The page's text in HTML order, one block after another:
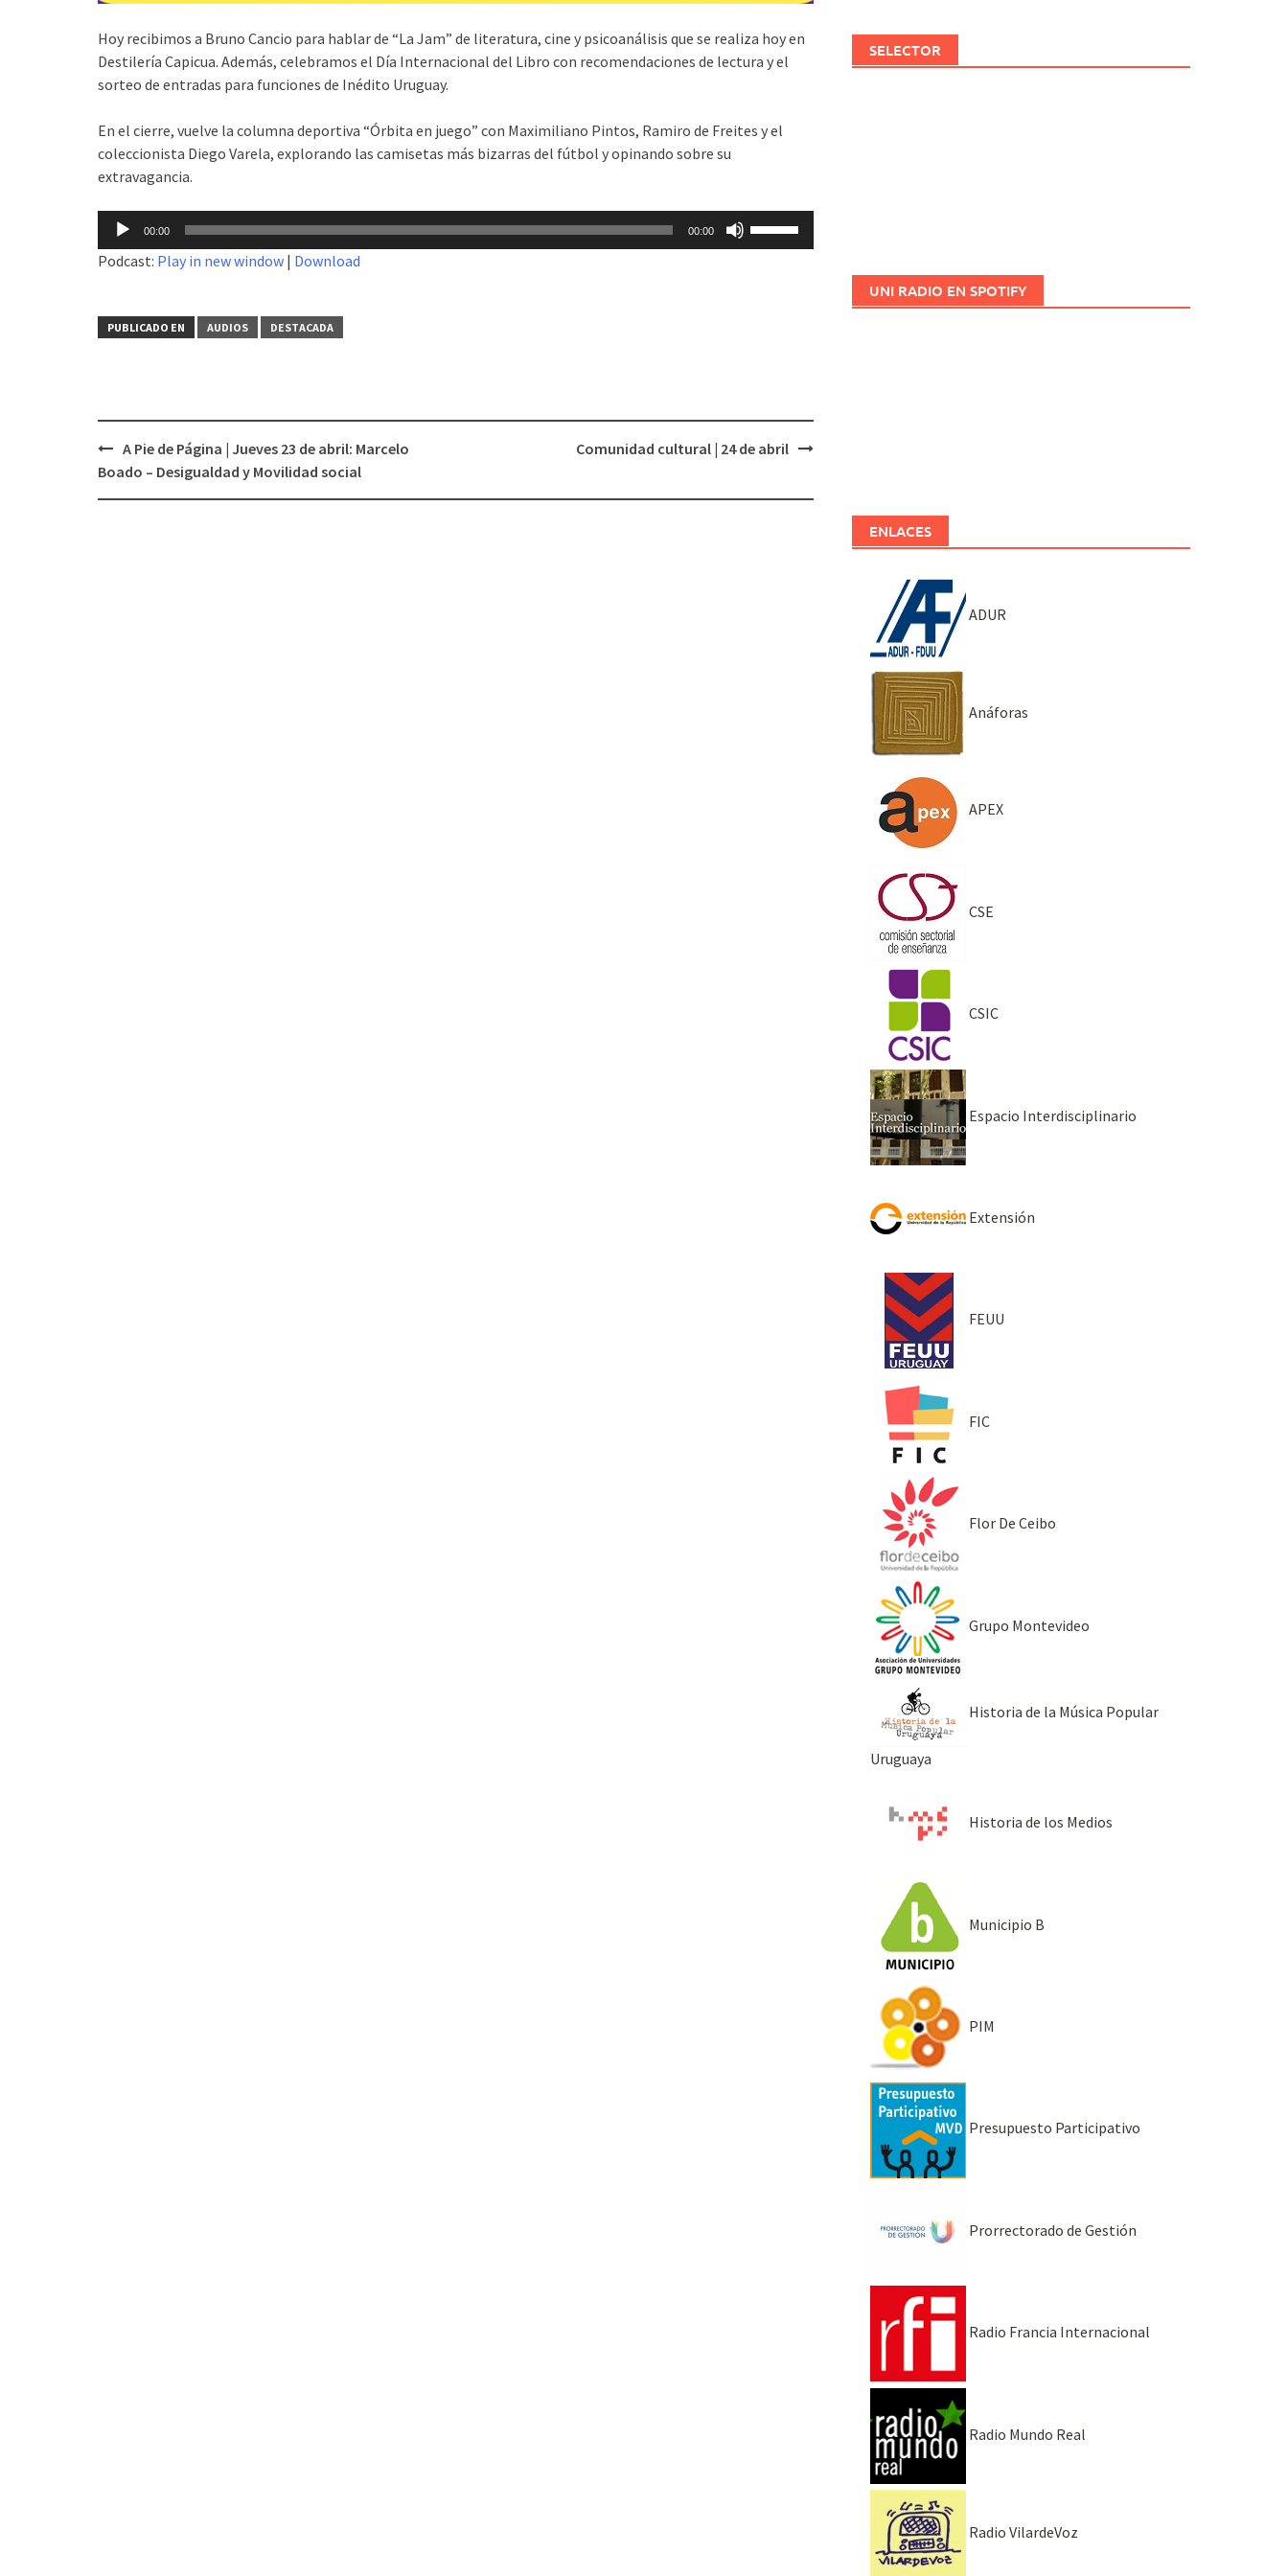
Hoy recibimos a Bruno Cancio para hablar de “La Jam” de literatura, cine y psicoanálisis que se realiza hoy en
Destilería Capicua. Además, celebramos el Día Internacional del Libro con recomendaciones de lectura y el
sorteo de entradas para funciones de Inédito Uruguay.
En el cierre, vuelve la columna deportiva “Órbita en juego” con Maximiliano Pintos, Ramiro de Freites y el
coleccionista Diego Varela, explorando las camisetas más bizarras del fútbol y opinando sobre su
extravagancia.
Reproductor
audio
00:00 00:00
el
Podcast: Play in new window | Download
PUBLICADO EN AUDIOS DESTACADA
Navegación
A Pie de Página | Jueves 23 de abril: Marcelo
Boado – Desigualdad y Movilidad social
Comunidad cultural | 24 de abril
SELECTOR
UNI RADIO EN SPOTIFY
ENLACES
ADUR
Anáforas
APEX
CSE
CSIC
Espacio Interdisciplinario
Extensión
FEUU
FIC
Flor De Ceibo
Grupo Montevideo
Historia de la Música Popular
Uruguaya
Historia de los Medios
Municipio B
PIM
Presupuesto Participativo
Prorrectorado de Gestión
Radio Francia Internacional
Radio Mundo Real
Radio VilardeVoz